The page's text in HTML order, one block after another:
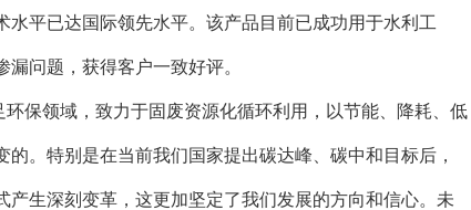
水平已达国际领先水平。该产品目前已成功用于水利工
问题，获得客户一致好评。
保领域，致力于固废资源化循环利用，以节能、降耗、低
。特别是在当前我们国家提出碳达峰、碳中和目标后，
生深刻变革，这更加坚定了我们发展的方向和信心。未